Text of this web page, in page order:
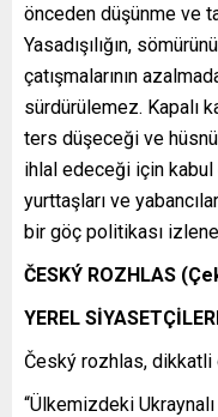
önceden düşünme ve
Yasadışılığın,
çatışmalarının
sürdürülemez. Kapalı
ters düşeceği ve
ihlal edeceği için
yurttaşları ve
bir göç politikası
ČESKÝ ROZHLAS
YEREL
Český rozhlas, dikkatli
“Ülkemizdeki